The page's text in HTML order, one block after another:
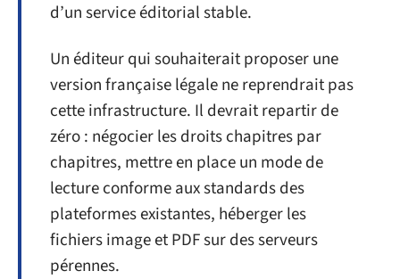
d’un service éditorial stable.
Un éditeur qui souhaiterait proposer une
version française légale ne reprendrait pas
cette infrastructure. Il devrait repartir de
zéro : négocier les droits chapitres par
chapitres, mettre en place un mode de
lecture conforme aux standards des
plateformes existantes, héberger les
fichiers image et PDF sur des serveurs
pérennes.